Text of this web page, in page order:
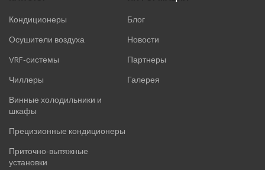
Кондиционеры
Осушители воздуха
VRF-системы
Чиллеры
Винные холодильники и
шкафы
Прецизионные кондиционеры
Приточно-вытяжные
установки
Блог
Новости
Партнеры
Галерея